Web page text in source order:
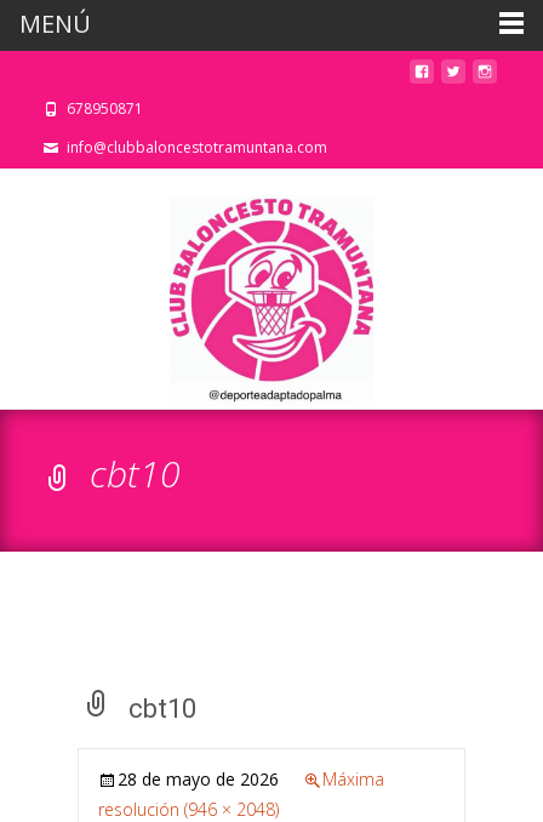
678950871
info@clubbaloncestotramuntana.com
cbt10
cbt10
28 de mayo de 2026
Máxima
resolución (946 × 2048)
MENÚ